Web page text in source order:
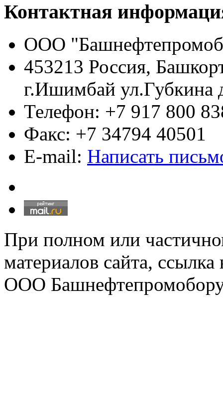
Контактная
ООО
453213 Россия,
г.Ишимбай ул.Губкина
Телефон: +7 917 800
Факс: +7 34794 40501
E-mail: Написать
При полном или
материалов сайта,
ООО